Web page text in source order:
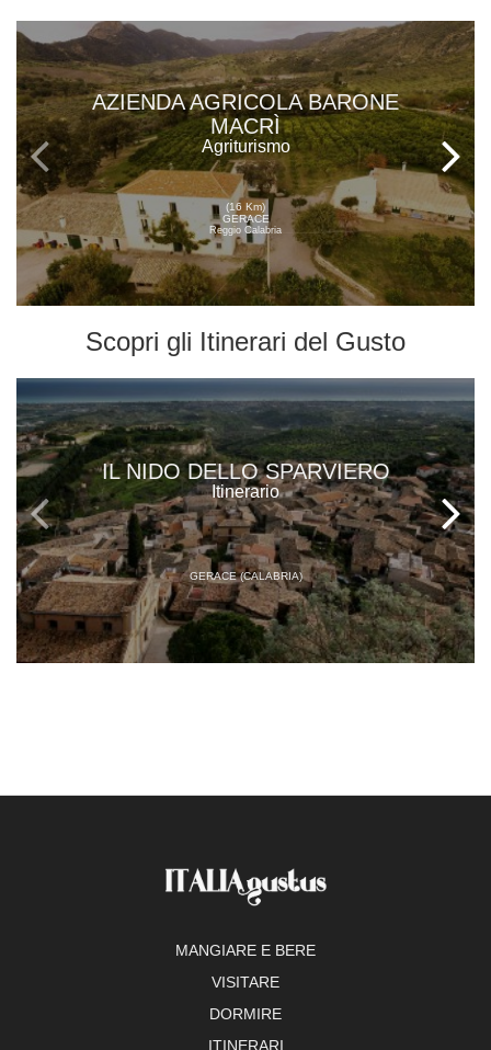
AZIENDA AGRICOLA BARONE
MACRÌ
Agriturismo
(16 Km)
GERACE
Reggio Calabria
Scopri gli Itinerari del Gusto
IL NIDO DELLO SPARVIERO
Itinerario
GERACE (CALABRIA)
MANGIARE E BERE
VISITARE
DORMIRE
ITINERARI